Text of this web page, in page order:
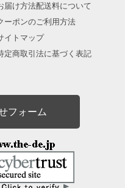
届け方法配送料について
ーポンのご利用方法
イトマップ
定商取引法に基づく表記
フォーム